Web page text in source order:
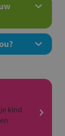
kind